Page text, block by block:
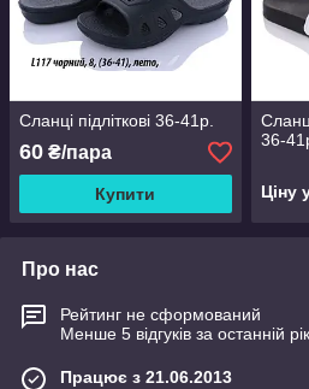
Сланці підліткові 36-41р.
60 ₴/пара
Купити
36-
Ціну
Про нас
Рейтинг не сформований
Менше 5 відгуків за останній рік
Працює з 21.06.2013